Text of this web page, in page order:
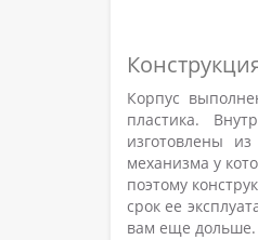
Корпус
пластика.
изготовлены
механизма у
поэтому
срок ее
вам еще дольше.